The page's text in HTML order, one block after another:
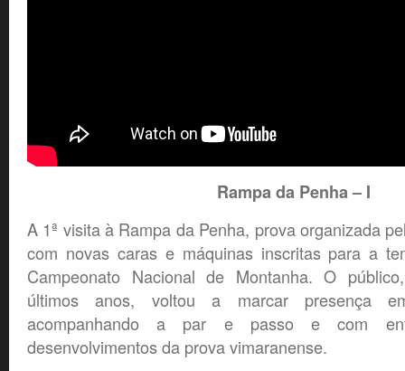
Rampa da Penha – I
A 1ª visita à Rampa da Penha, prova organizada
com novas caras e máquinas inscritas para a
Campeonato Nacional de Montanha. O
últimos anos, voltou a marcar presença
acompanhando a par e passo e com
desenvolvimentos da prova vimaranense.